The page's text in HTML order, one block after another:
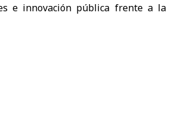
e innovación pública frente a la